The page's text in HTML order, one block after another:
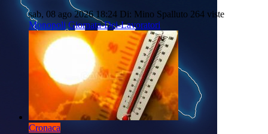
sab, 08 ago 2026 18:24 Di: Mino Spalluto 264 viste
Monopoli Giornata-Dei-Lavoratori
Cronaca